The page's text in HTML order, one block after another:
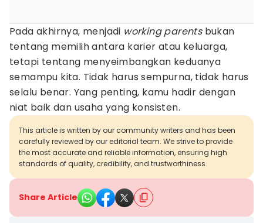
Pada akhirnya, menjadi working parentsbukan
tentang memilih antara karier atau keluarga,
tetapi tentang menyeimbangkan keduanya
semampu kita. Tidak harus sempurna, tidak harus
selalu benar. Yang penting, kamu hadir dengan
niat baik dan usaha yang konsisten.
This article is written by our community writers and has been
carefully reviewed by our editorial team. We strive to provide
the most accurate and reliable information, ensuring high
standards of quality, credibility, and trustworthiness.
Share Article